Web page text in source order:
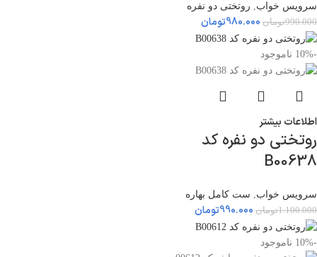
سرویس خواب, روتختی دو نفره
990.000تومان 980.000تومان
-10% ناموجود
اطلاعات بیشتر
روتختی دو نفره کد
B00638
سرویس خواب ست کامل بهاره
1.100.000تومان 990.000تومان
-10% ناموجود